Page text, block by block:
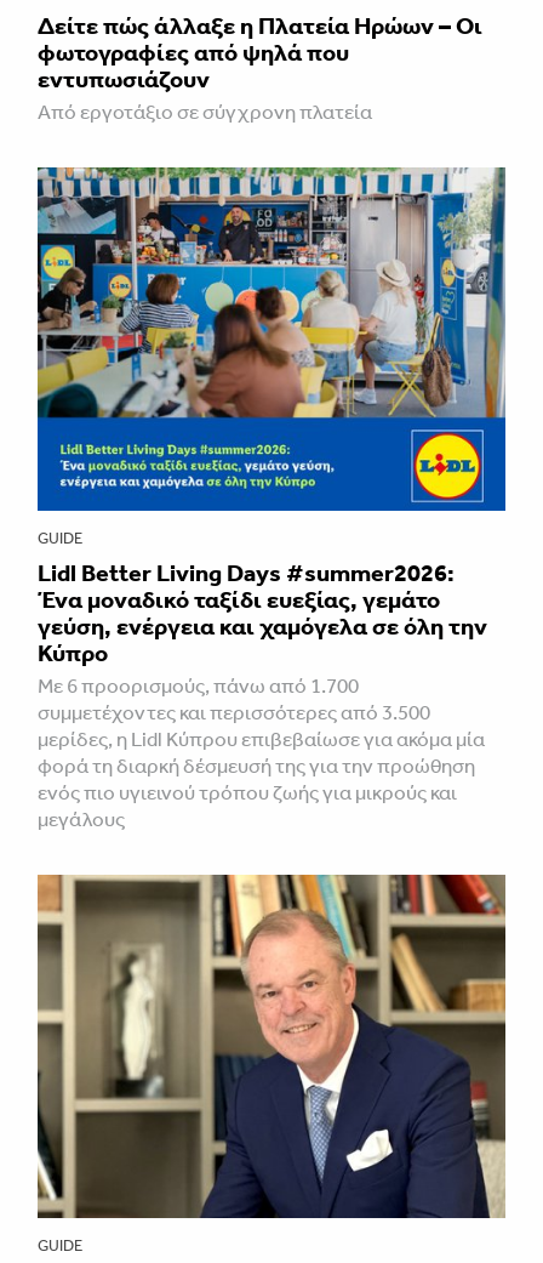
Δείτε πώς άλλαξε η Πλατεία Ηρώων – Οι
φωτογραφίες από ψηλά που
εντυπωσιάζουν
Από εργοτάξιο σε σύγχρονη πλατεία
GUIDE
Lidl Better Living Days #summer2026:
Ένα μοναδικό ταξίδι ευεξίας, γεμάτο
γεύση, ενέργεια και χαμόγελα σε όλη την
Κύπρο
Με 6 προορισμούς, πάνω από 1.700
συμμετέχοντες και περισσότερες από 3.500
μερίδες, η Lidl Κύπρου επιβεβαίωσε για ακόμα μία
φορά τη διαρκή δέσμευσή της για την προώθηση
ενός πιο υγιεινού τρόπου ζωής για μικρούς και
μεγάλους
GUIDE